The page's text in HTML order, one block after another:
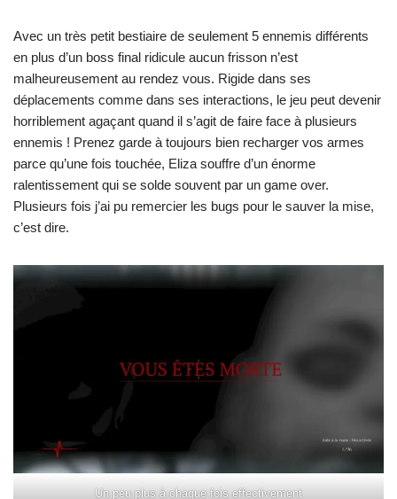
Avec un très petit bestiaire de seulement 5 ennemis différents
en plus d’un boss final ridicule aucun frisson n’est
malheureusement au rendez vous. Rigide dans ses
déplacements comme dans ses interactions, le jeu peut devenir
horriblement agaçant quand il s’agit de faire face à plusieurs
ennemis ! Prenez garde à toujours bien recharger vos armes
parce qu’une fois touchée, Eliza souffre d’un énorme
ralentissement qui se solde souvent par un game over.
Plusieurs fois j’ai pu remercier les bugs pour le sauver la mise,
c’est dire.
Un peu plus à chaque fois effectivement